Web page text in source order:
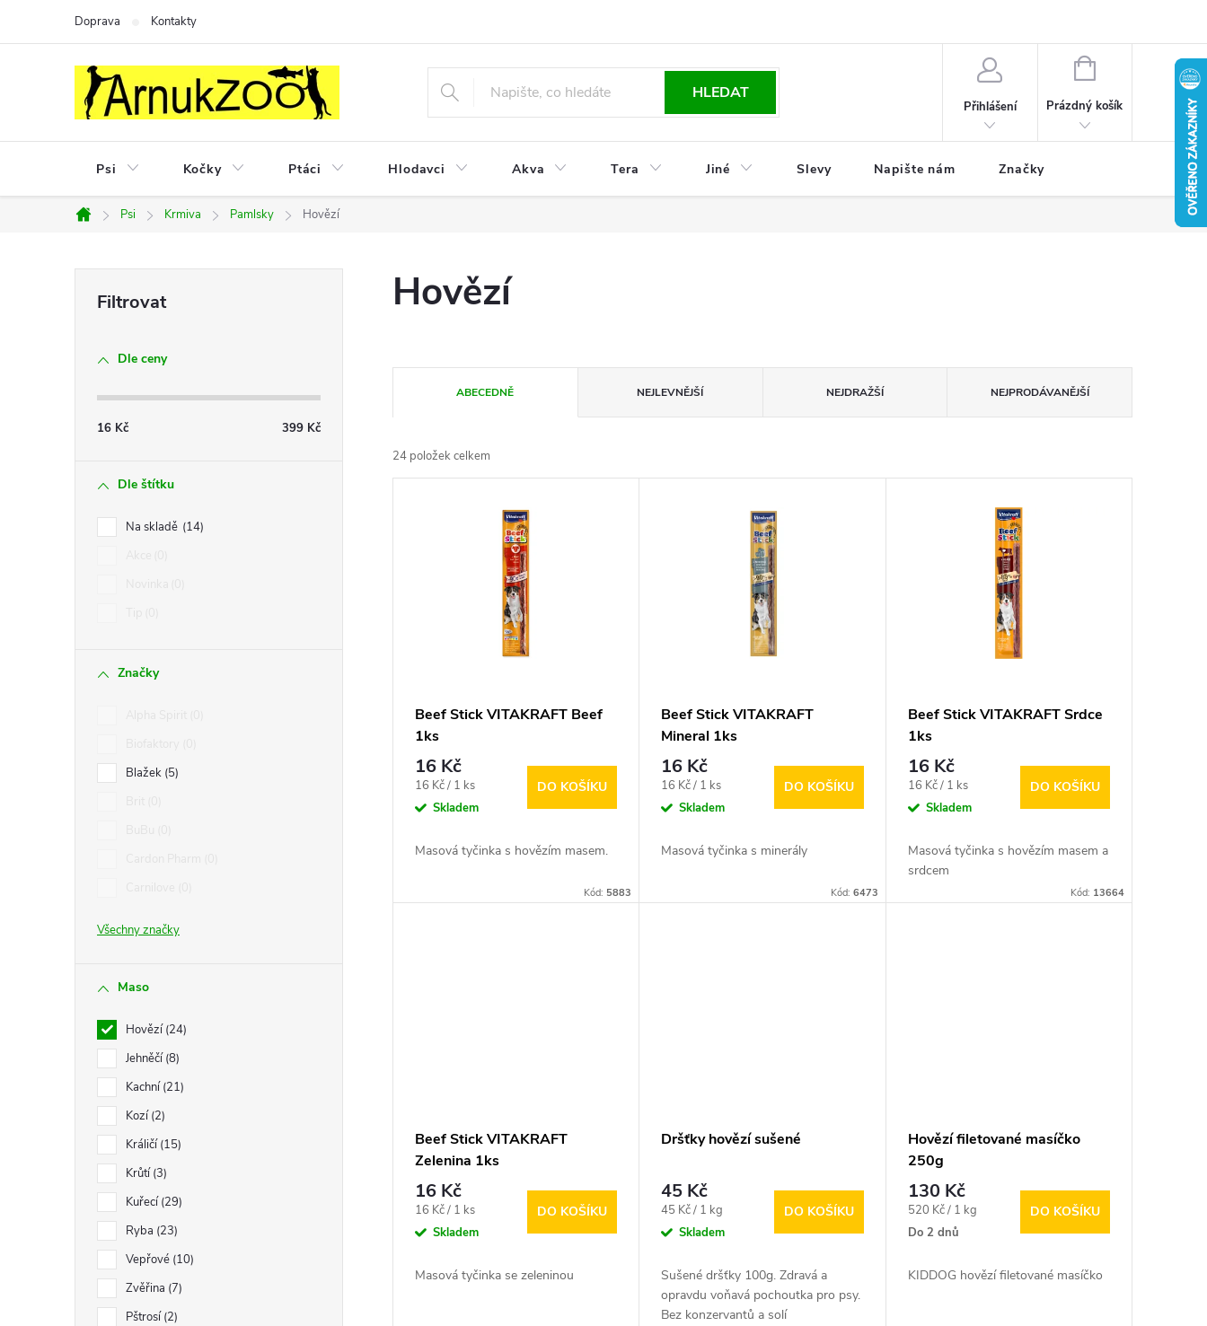
Doprava Kontakty
HLEDAT
Přihlášení
NÁKUPNÍ
Prázdný košík
Psi Kočky Ptáci Hlodavci Akva Tera Jiné Slevy Napište nám Značky
Domů
Psi Krmiva Pamlsky Hovězí
Dle ceny
16 Kč 399 Kč
Dle štítku
Na skladě 14
Značky
Blažek 5
Všechny značky
Maso
Hovězí 24
Jehněčí 8
Kachní 21
Kozí 2
Králičí 15
Krůtí 3
Kuřecí 29
Ryba 23
Vepřové 10
Zvěřina 7
Pštrosí 2
Hovězí
a
z
ABECEDNĚ NEJLEVNĚJŠÍ NEJDRAŽŠÍ NEJPRODÁVANĚJŠÍ
24 položek celkem
u
Beef Stick VITAKRAFT Beef
1ks
16 Kč
Měrná
cena:
16 Kč / 1 ks
Skladem
DO KOŠÍKU
Masová tyčinka s hovězím masem.
Kód: 5883
Beef Stick VITAKRAFT
Mineral 1ks
16 Kč
Měrná
cena:
16 Kč / 1 ks
Skladem
DO KOŠÍKU
Masová tyčinka s minerály
Kód: 6473
Beef Stick VITAKRAFT Srdce
1ks
16 Kč
Měrná
cena:
16 Kč / 1 ks
Skladem
DO KOŠÍKU
Masová tyčinka s hovězím masem a
srdcem
Kód: 13664
Beef Stick VITAKRAFT
Zelenina 1ks
16 Kč
Měrná
cena:
16 Kč / 1 ks
Skladem
DO KOŠÍKU
Masová tyčinka se zeleninou
Dršťky hovězí sušené
45 Kč
Měrná
cena:
45 Kč / 1 kg
Skladem
DO KOŠÍKU
Sušené dršťky 100g. Zdravá a
opravdu voňavá pochoutka pro psy.
Bez konzervantů a solí
Hovězí filetované masíčko
250g
130 Kč
Měrná
cena:
520 Kč / 1 kg
Do 2 dnů
DO KOŠÍKU
KIDDOG hovězí filetované masíčko